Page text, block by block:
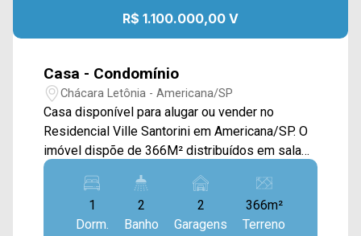
R$ 1.100.000,00 V
Casa - Condomínio
Chácara Letônia - Americana/SP
Casa disponível para alugar ou vender no
Residencial Ville Santorini em Americana/SP. O
imóvel dispõe de 366M² distribuídos em sala
de estar e de jantar, cozinha com armários
planejados, área gourmet com churrasqueira e
vista para a piscina e área de serviço com
armários. > 01 suíte; > 02 banheiros, sendo 01
1
Dorm.
2
Banho
2
Garagens
366m²
Terreno